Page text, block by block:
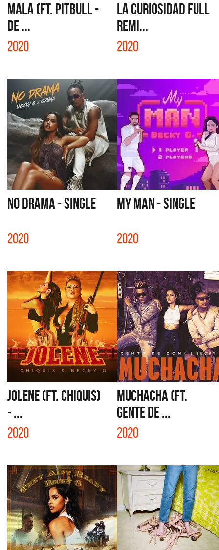
MALA (FT. PITBULL -
DE ...
2020
LA CURIOSIDAD FULL
REMI...
2020
NO DRAMA - SINGLE
2020
MY MAN - SINGLE
2020
JOLENE (FT. CHIQUIS)
- ...
2020
MUCHACHA (FT.
GENTE DE ...
2020